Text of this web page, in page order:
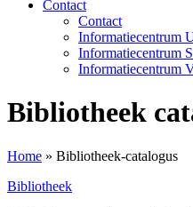
Contact
Contact
Informatiecentrum
Informatiecentrum
Informatiecentrum
Bibliotheek
Home » Bibliotheek-catalogus
Bibliotheek